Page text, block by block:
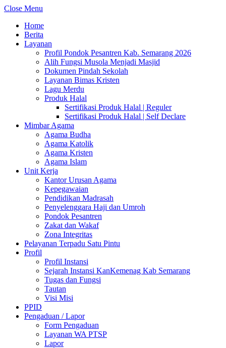
Close Menu
Home
Berita
Layanan
Profil Pondok Pesantren Kab. Semarang 2026
Alih Fungsi Musola Menjadi Masjid
Dokumen Pindah Sekolah
Layanan Bimas Kristen
Lagu Merdu
Produk Halal
Sertifikasi Produk Halal | Reguler
Sertifikasi Produk Halal | Self Declare
Mimbar Agama
Agama Budha
Agama Katolik
Agama Kristen
Agama Islam
Unit Kerja
Kantor Urusan Agama
Kepegawaian
Pendidikan Madrasah
Penyelenggara Haji dan Umroh
Pondok Pesantren
Zakat dan Wakaf
Zona Integritas
Pelayanan Terpadu Satu Pintu
Profil
Profil Instansi
Sejarah Instansi KanKemenag Kab Semarang
Tugas dan Fungsi
Tautan
Visi Misi
PPID
Pengaduan / Lapor
Form Pengaduan
Layanan WA PTSP
Lapor